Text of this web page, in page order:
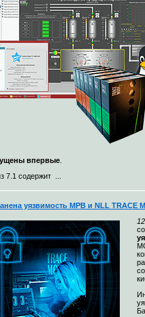
впервые
7.1 содержит ...
уязвимость МРВ и NLL TRACE